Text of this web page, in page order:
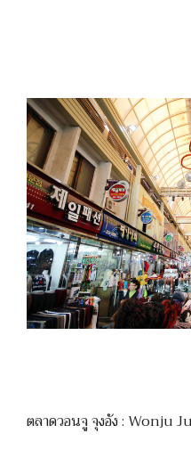
ตลาดวอนจู จุงอัง : Wonju